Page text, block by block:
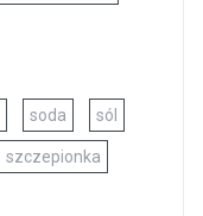
soda sól
szczepionka